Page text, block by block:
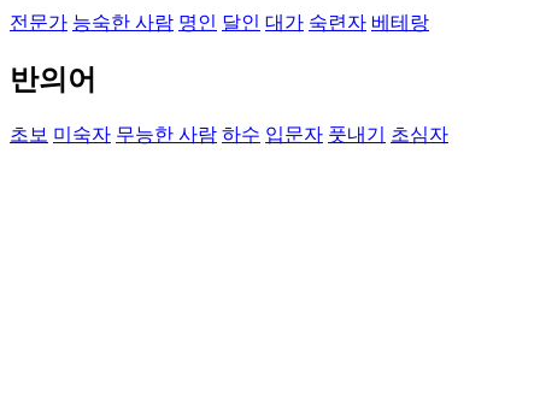
전문가 능숙한 사람 명인 달인 대가 숙련자 베테랑
반의어
초보 미숙자 무능한 사람 하수 입문자 풋내기 초심자